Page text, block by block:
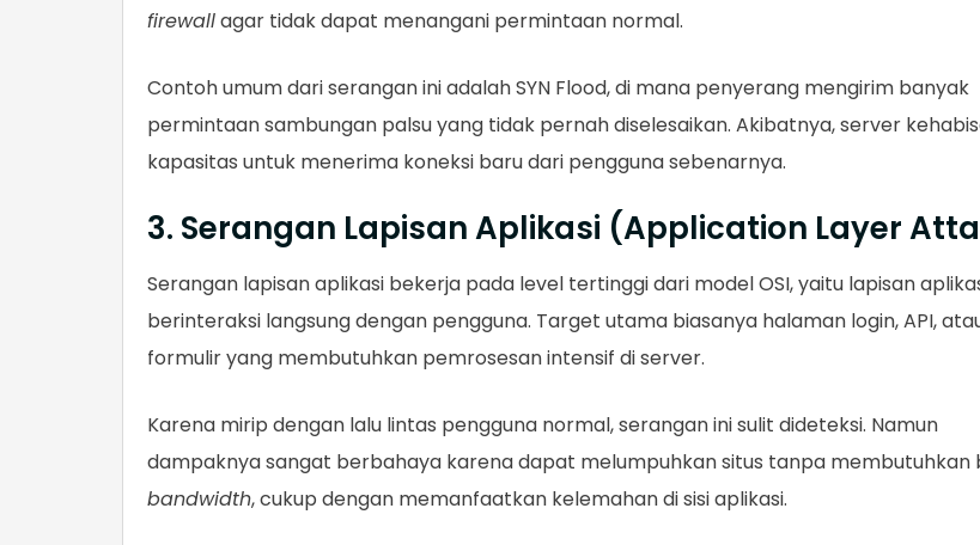
firewallagar tidak dapat menangani permintaan normal.
Contoh umum dari serangan ini adalah SYN Flood, di mana penyerang mengirim banyak
permintaan sambungan palsu yang tidak pernah diselesaikan. Akibatnya, server
kapasitas untuk menerima koneksi baru dari pengguna sebenarnya.
3. Serangan Lapisan Aplikasi (Application Layer
Serangan lapisan aplikasi bekerja pada level tertinggi dari model OSI, yaitu lapisan
berinteraksi langsung dengan pengguna. Target utama biasanya halaman login, API,
formulir yang membutuhkan pemrosesan intensif di server.
Karena mirip dengan lalu lintas pengguna normal, serangan ini sulit dideteksi. Namun
dampaknya sangat berbahaya karena dapat melumpuhkan situs tanpa membutuhkan
bandwidth, cukup dengan memanfaatkan kelemahan di sisi aplikasi.